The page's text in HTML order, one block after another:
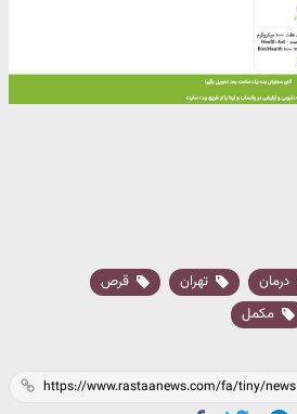
درمان تهران
قرص
مکمل